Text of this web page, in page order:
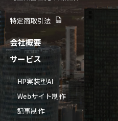
特定商取引法
会社概要
サービス
HP実装型AI
Webサイト制作
記事制作